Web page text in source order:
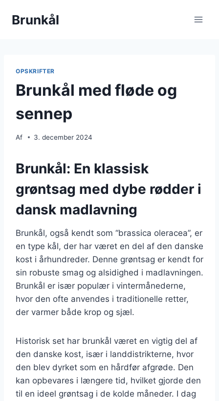
Brunkål
OPSKRIFTER
Brunkål med fløde og
sennep
Af 3. december 2024
Brunkål: En klassisk
grøntsag med dybe rødder i
dansk madlavning
Brunkål, også kendt som “brassica oleracea”, er
en type kål, der har været en del af den danske
kost i århundreder. Denne grøntsag er kendt for
sin robuste smag og alsidighed i madlavningen.
Brunkål er især populær i vintermånederne,
hvor den ofte anvendes i traditionelle retter,
der varmer både krop og sjæl.
Historisk set har brunkål været en vigtig del af
den danske kost, især i landdistrikterne, hvor
den blev dyrket som en hårdfør afgrøde. Den
kan opbevares i længere tid, hvilket gjorde den
til en ideel grøntsag i de kolde måneder. I dag